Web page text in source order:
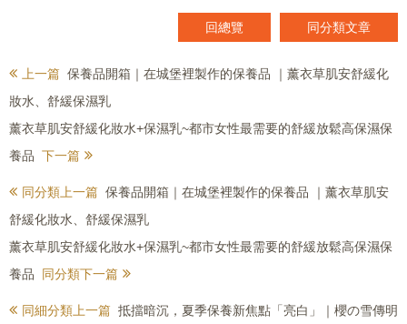
同分類文章
回總覽
上一篇 保養品開箱｜在城堡裡製作的保養品 ｜薰衣草肌安舒緩化
妝水、舒緩保濕乳
薰衣草肌安舒緩化妝水+保濕乳~都市女性最需要的舒緩放鬆高保濕保
養品 下一篇
同分類上一篇 保養品開箱｜在城堡裡製作的保養品 ｜薰衣草肌安
舒緩化妝水、舒緩保濕乳
薰衣草肌安舒緩化妝水+保濕乳~都市女性最需要的舒緩放鬆高保濕保
養品 同分類下一篇
同細分類上一篇 抵擋暗沉，夏季保養新焦點「亮白」｜櫻の雪傳明